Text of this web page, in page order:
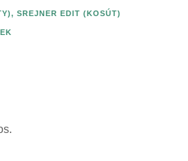
, SREJNER EDIT (KOSÚT)